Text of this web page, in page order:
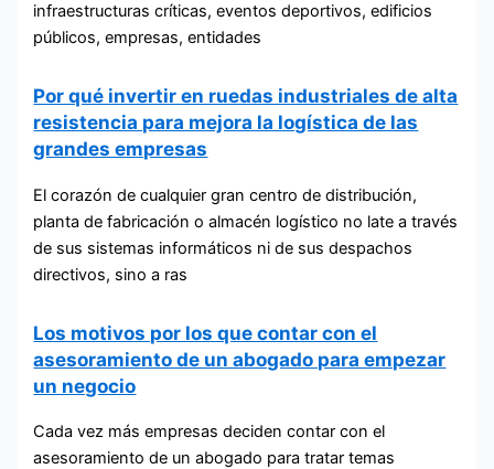
infraestructuras críticas, eventos deportivos, edificios
públicos, empresas, entidades
Por qué invertir en ruedas industriales de alta
resistencia para mejora la logística de las
grandes empresas
El corazón de cualquier gran centro de distribución,
planta de fabricación o almacén logístico no late a través
de sus sistemas informáticos ni de sus despachos
directivos, sino a ras
Los motivos por los que contar con el
asesoramiento de un abogado para empezar
un negocio
Cada vez más empresas deciden contar con el
asesoramiento de un abogado para tratar temas